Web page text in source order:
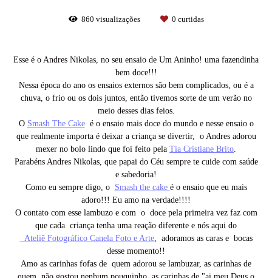
860 visualizações 0 curtidas
Esse é o Andres Nikolas, no seu ensaio de Um Aninho! uma fazendinha
bem doce!!!
Nessa época do ano os ensaios externos são bem complicados, ou é a
chuva, o frio ou os dois juntos, então tivemos sorte de um verão no
meio desses dias feios.
O Smash The Cakeé o ensaio mais doce do mundo e nesse ensaio o
que realmente importa é deixar a criança se divertir, o Andres adorou
mexer no bolo lindo que foi feito pela Tia Cristiane Brito
Parabéns Andres Nikolas, que papai do Céu sempre te cuide com saúde
e sabedoria!
Como eu sempre digo, o Smash the cake é o ensaio que eu mais
adoro!!! Eu amo na verdade!!!!
O contato com esse lambuzo e com o doce pela primeira vez faz com
que cada criança tenha uma reação diferente e nós aqui do
Ateliê Fotográfico Canela Foto e Arte, adoramos as caras e bocas
desse momento!!
Amo as carinhas fofas de quem adorou se lambuzar, as carinhas de